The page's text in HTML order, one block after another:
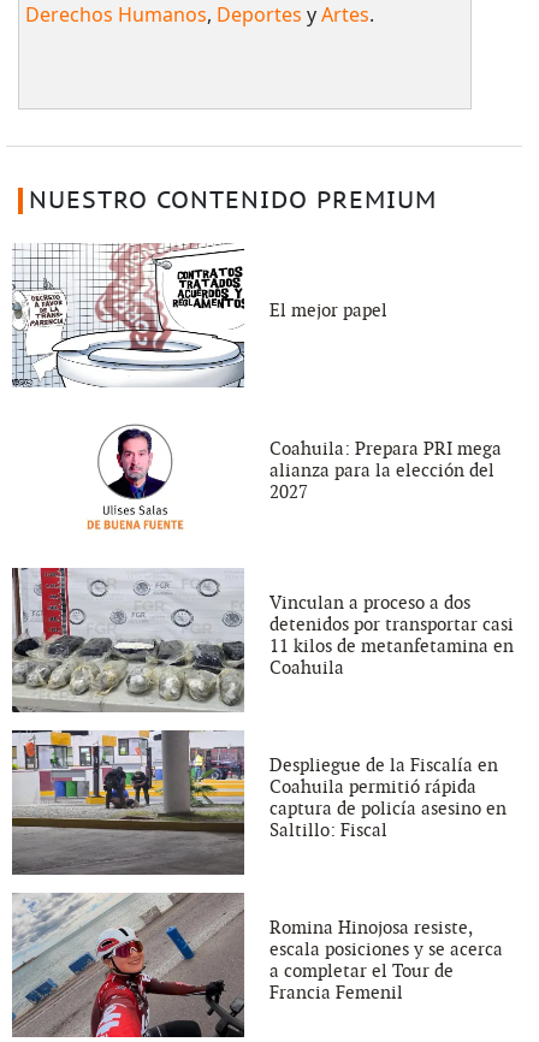
Derechos Humanos, Deportes yArtes.
NUESTRO CONTENIDO PREMIUM
El mejor papel
Coahuila: Prepara PRI mega
alianza para la elección del
2027
Vinculan a proceso a dos
detenidos por transportar casi
11 kilos de metanfetamina en
Coahuila
Despliegue de la Fiscalía en
Coahuila permitió rápida
captura de policía asesino en
Saltillo: Fiscal
Romina Hinojosa resiste,
escala posiciones y se acerca
a completar el Tour de
Francia Femenil